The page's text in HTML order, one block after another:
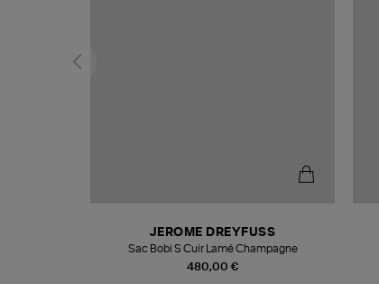
480,00 €
JEROME DREYFUSS
Sac Bobi S Cuir Lamé Champagne